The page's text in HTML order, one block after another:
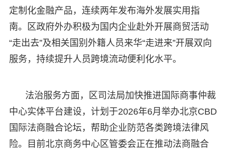
定制化金融产品，连续两年发布海外发展实用指
南。区政府外办积极为国内企业赴外开展商贸活动
“走出去”及相关国别外籍人员来华“走进来”开展双向
服务，持续提升人员跨境流动便利化水平。
法治服务方面，区司法局加快推进国际商事仲裁
中心实体平台建设，计划于2026年6月举办北京CBD
国际法商融合论坛，帮助企业防范各类跨境法律风
险。目前北京商务中心区管委会正在推动法商融合